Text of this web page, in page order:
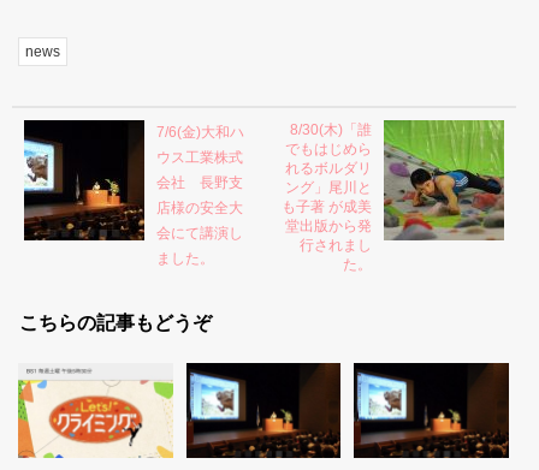
news
7/6(金)大和ハ
ウス工業株式
会社 長野支
店様の安全大
会にて講演し
ました。
8/30(木)「誰
でもはじめら
れるボルダリ
ング」尾川と
も子著 が成美
堂出版から発
行されまし
た。
こちらの記事もどうぞ